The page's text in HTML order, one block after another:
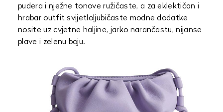
pudera i nježne tonove ružičaste, a za eklektičan i
hrabar outfit svijetloljubičaste modne dodatke
nosite uz cvjetne haljine, jarko narančastu, nijanse
plave i zelenu boju.